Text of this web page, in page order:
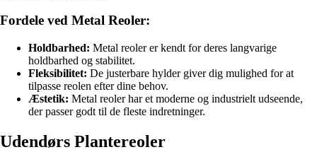
Fordele ved Metal Reoler:
Holdbarhed: Metal reoler er kendt for deres langvarige
holdbarhed og stabilitet.
Fleksibilitet: De justerbare hylder giver dig mulighed for at
tilpasse reolen efter dine behov.
Æstetik: Metal reoler har et moderne og industrielt udseende,
der passer godt til de fleste indretninger.
Udendørs Plantereoler